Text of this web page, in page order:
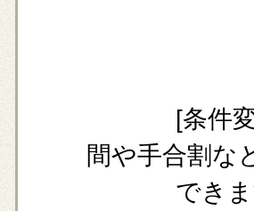
[条件変更]
間や手合割な
できま